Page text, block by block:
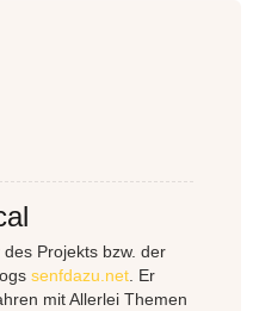
Projekts bzw. der
senfdazu.net . Er
mit Allerlei Themen